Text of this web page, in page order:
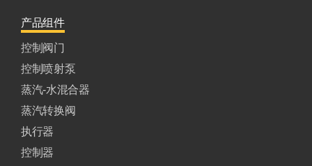
产品组件
控制阀门
控制喷射泵
蒸汽-水混合器
蒸汽转换阀
执行器
控制器